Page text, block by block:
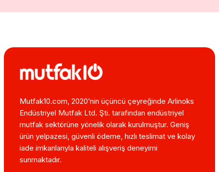
Mutfak10.com, 2020’nin üçüncü çeyreğinde Arlinoks
Endüstriyel Mutfak Ltd. Şti. tarafından endüstriyel
mutfak sektörüne yönelik olarak kurulmuştur. Geniş
ürün yelpazesi, güvenli ödeme, hızlı teslimat ve kolay
iade imkanlarıyla kaliteli alışveriş deneyimi
sunmaktadır.